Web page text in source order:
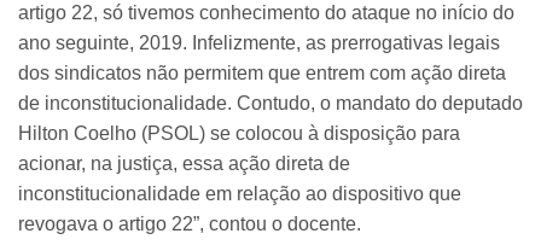
artigo 22, só tivemos conhecimento do ataque no início do
ano seguinte, 2019. Infelizmente, as prerrogativas legais
dos sindicatos não permitem que entrem com ação direta
de inconstitucionalidade. Contudo, o mandato do deputado
Hilton Coelho (PSOL) se colocou à disposição para
acionar, na justiça, essa ação direta de
inconstitucionalidade em relação ao dispositivo que
revogava o artigo 22”, contou o docente.